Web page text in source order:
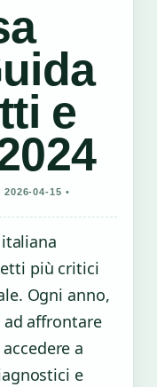
e
2026-04-15 •
più critici
Ogni anno,
affrontare
a
e